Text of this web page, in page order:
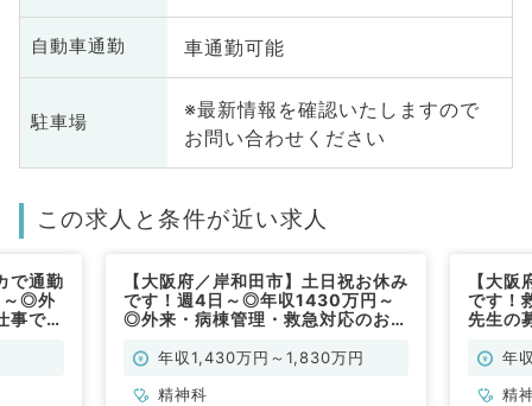
自動車通勤 車通勤可能
駐車場
※最新情報を確認いたしますので
お問い合わせください
この求人と条件が近い求人
で通勤
～◎外
事です
【大阪府／岸和田市】土日祝お休み
です！週4日～◎年収1430万円～
◎外来・病棟管理・救急対応のお仕
年収1,430万円～1,830万円
精神科
【大
です！
先生の
仕事年
精